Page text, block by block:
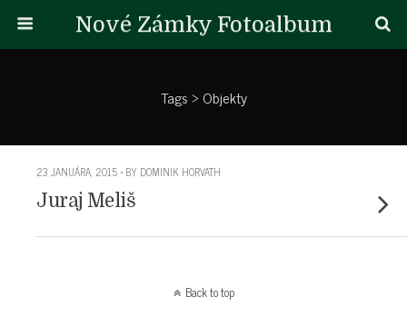
Nové Zámky Fotoalbum
Tags › Objekty
23 JANUÁRA, 2015 • BY DOMINIK HORVATH
Juraj Meliš
Back to top